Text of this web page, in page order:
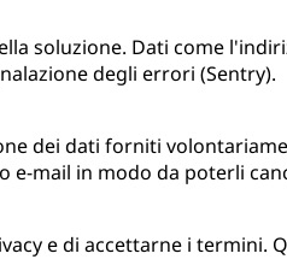
soluzione. Dati come
degli errori (Sentry).
dei dati forniti
mail in modo da poterli
e di accettarne i termini.